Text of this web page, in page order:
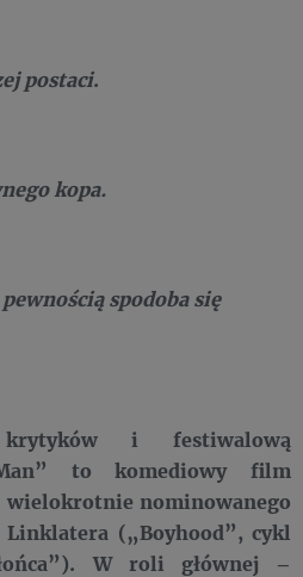
postaci.
kopa.
spodoba się
i festiwalową
to komediowy film
wielokrotnie nominowanego
(„Boyhood”, cykl
W roli głównej –